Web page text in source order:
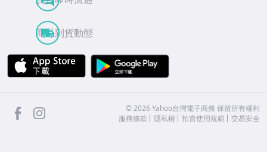
商品到貨動態
APP Store
facebook ©2026 Yahoo台灣電子商務 保留所有權利
服務條款
隱私權 拍賣使用規範 交易安全